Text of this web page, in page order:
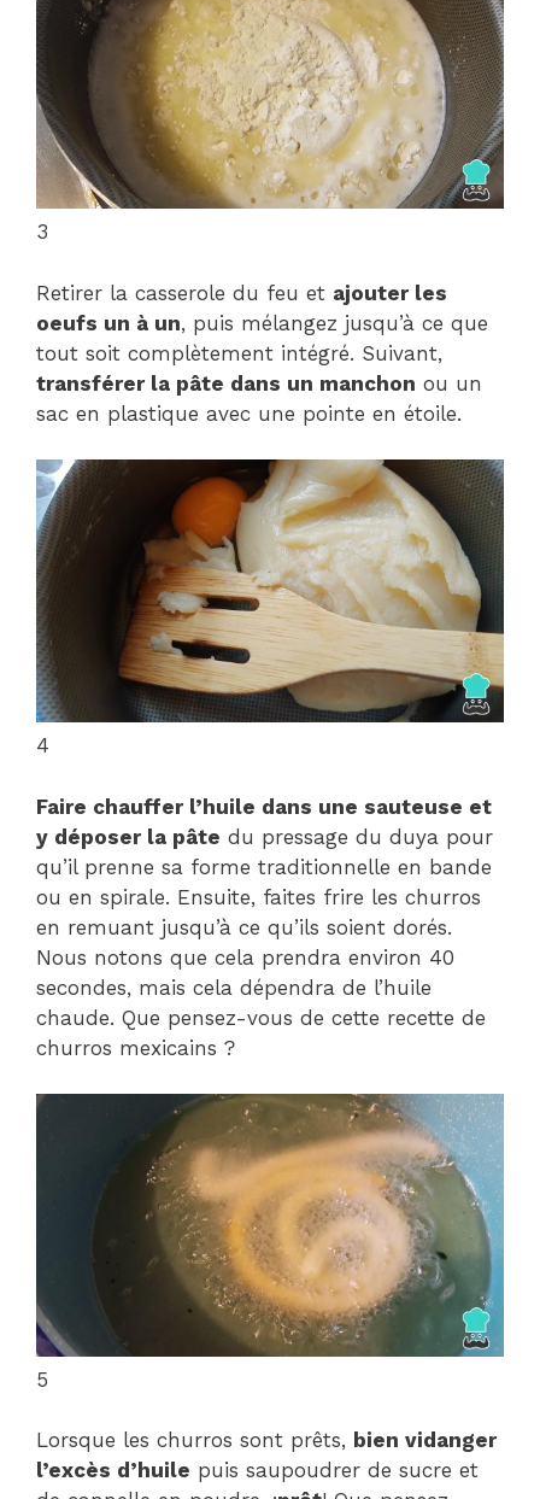
3
Retirer la casserole du feu et ajouter les
oeufs un à un, puis mélangez jusqu’à ce que
tout soit complètement intégré. Suivant,
transférer la pâte dans un manchon ou un
sac en plastique avec une pointe en étoile.
4
Faire chauffer l’huile dans une sauteuse et
y déposer la pâte du pressage du duya pour
qu’il prenne sa forme traditionnelle en bande
ou en spirale. Ensuite, faites frire les churros
en remuant jusqu’à ce qu’ils soient dorés.
Nous notons que cela prendra environ 40
secondes, mais cela dépendra de l’huile
chaude. Que pensez-vous de cette recette de
churros mexicains ?
5
Lorsque les churros sont prêts, bien vidanger
l’excès d’huile puis saupoudrer de sucre et